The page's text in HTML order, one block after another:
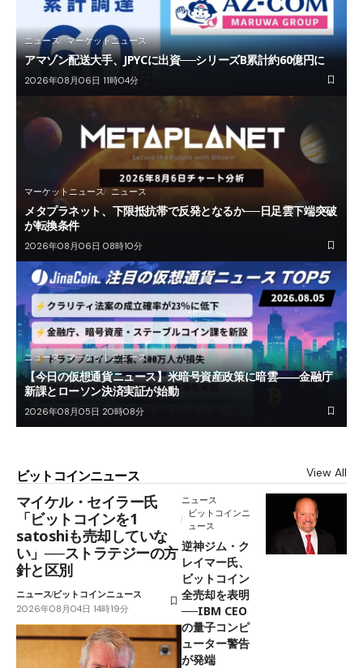
ニュース マーケットニュース
アマゾン配送大手、JPYCに出資──シリーズB累計約60億円に
2026年08月06日 11時04分
マーケットニュース ニュース
メタプラネット、下限抵抗帯で反発となるか──日足雲下端突破
が転換条件
2026年08月06日 08時10分
ニュース マーケットニュース
【今日の仮想通貨ニュース】米暗号資産政策に暗雲――金融庁
新課とローソン決済実証が始動
2026年08月05日 20時08分
ビットコインニュース View All
マイケル・セイラー氏
「ビットコインを1
satoshiも売却していな
い」──ストラテジーの方
針と区別
ニュースビットコインニュース
2026年08月04日 14時19分
ニュース
ビットコインニ
ュース
逆神ジム・ク
レイマー氏、
ビットコイン
全売却を表明
──IBM CEO
の量子コンピ
ューター警告
が発端